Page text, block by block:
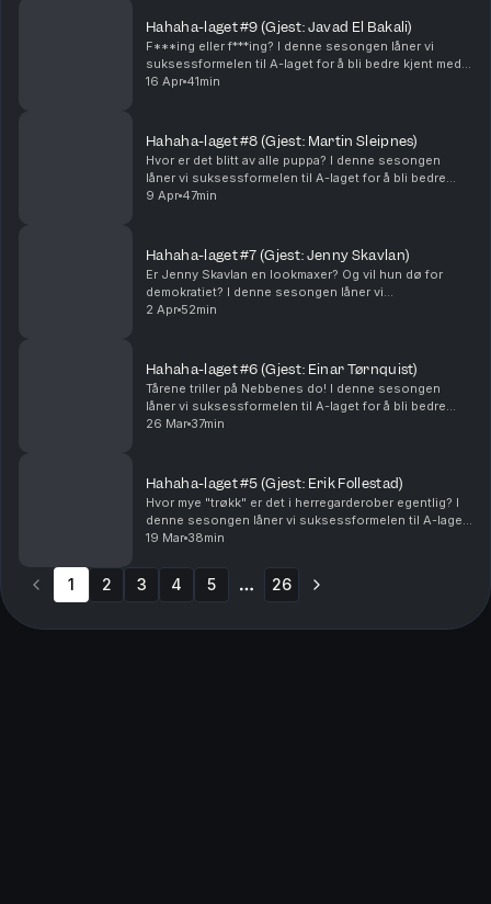
Hahaha-laget #9 (Gjest: Javad El Bakali)
F***ing eller f***ing? I denne sesongen låner vi
suksessformelen til A-laget for å bli bedre kjent med
våre gjester. Med Morten Ramm og Vegar Tryggeseid,
16 Apr 41min
Hahaha-laget #8 (Gjest: Martin Sleipnes)
Hvor er det blitt av alle puppa? I denne sesongen
låner vi suksessformelen til A-laget for å bli bedre
kjent med våre gjester. Med Morten Ramm og Vegar
9 Apr 47min
Hahaha-laget #7 (Gjest: Jenny Skavlan)
Er Jenny Skavlan en lookmaxer? Og vil hun dø for
demokratiet? I denne sesongen låner vi
suksessformelen til A-laget for å bli bedre kjent med
2 Apr 52min
Hahaha-laget #6 (Gjest: Einar Tørnquist)
Tårene triller på Nebbenes do! I denne sesongen
låner vi suksessformelen til A-laget for å bli bedre
kjent med våre gjester. Med Morten Ramm og Vegar
26 Mar 37min
Hahaha-laget #5 (Gjest: Erik Follestad)
Hvor mye "trøkk" er det i herregarderober egentlig? I
denne sesongen låner vi suksessformelen til A-laget
for å bli bedre kjent med våre gjester. Med Morten
19 Mar 38min
1 2 3 4 5 26